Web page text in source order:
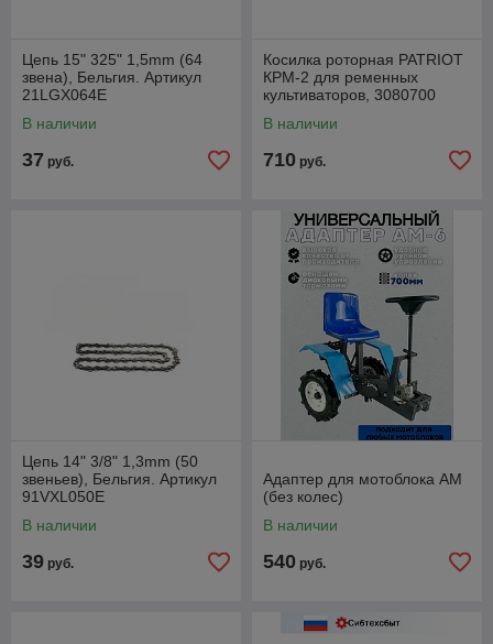
Цепь 15" 325" 1,5mm (64
звена), Бельгия. Артикул
21LGX064E
В наличии
37 руб.
Косилка роторная PATRIOT
КРМ-2 для ременных
культиваторов, 3080700
В наличии
710 руб.
Цепь 14" 3/8" 1,3mm (50
звеньев), Бельгия. Артикул
91VXL050E
В наличии
39 руб.
Адаптер для мотоблока АМ
(без колес)
В наличии
540 руб.